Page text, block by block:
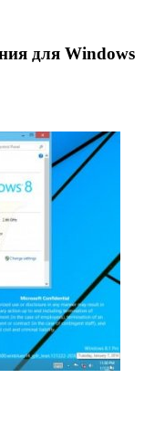
для Windows